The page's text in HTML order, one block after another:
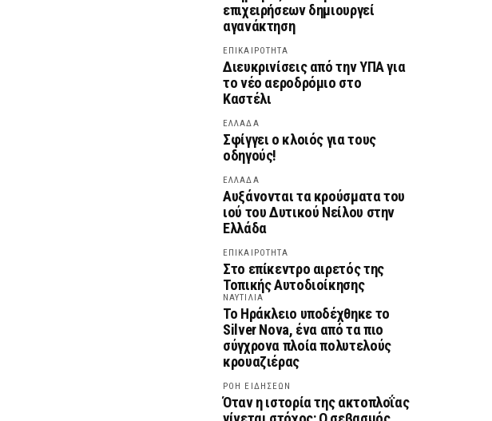
επιχειρήσεων δημιουργεί
αγανάκτηση
ΕΠΙΚΑΙΡΟΤΗΤΑ
Διευκρινίσεις από την ΥΠΑ για
το νέο αεροδρόμιο στο
Καστέλι
ΕΛΛΑΔΑ
Σφίγγει ο κλοιός για τους
οδηγούς!
ΕΛΛΑΔΑ
Αυξάνονται τα κρούσματα του
ιού του Δυτικού Νείλου στην
Ελλάδα
ΕΠΙΚΑΙΡΟΤΗΤΑ
Στο επίκεντρο αιρετός της
Τοπικής Αυτοδιοίκησης
ΝΑΥΤΙΛΙΑ
Το Ηράκλειο υποδέχθηκε το
Silver Nova, ένα από τα πιο
σύγχρονα πλοία πολυτελούς
κρουαζιέρας
ΡΟΗ ΕΙΔΗΣΕΩΝ
Όταν η ιστορία της ακτοπλοΐας